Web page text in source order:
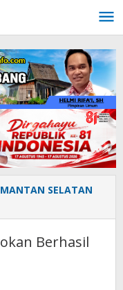
SELATAN
Berhasil